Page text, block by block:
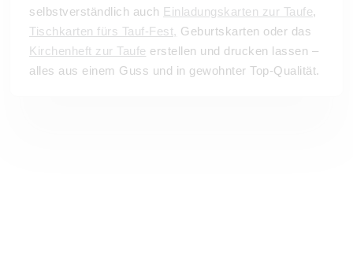
selbstverständlich auch Einladungskarten zur Taufe,
Tischkarten fürs Tauf-Fest, Geburtskarten oder das
Kirchenheft zur Taufe erstellen und drucken lassen –
alles aus einem Guss und in gewohnter Top-Qualität.